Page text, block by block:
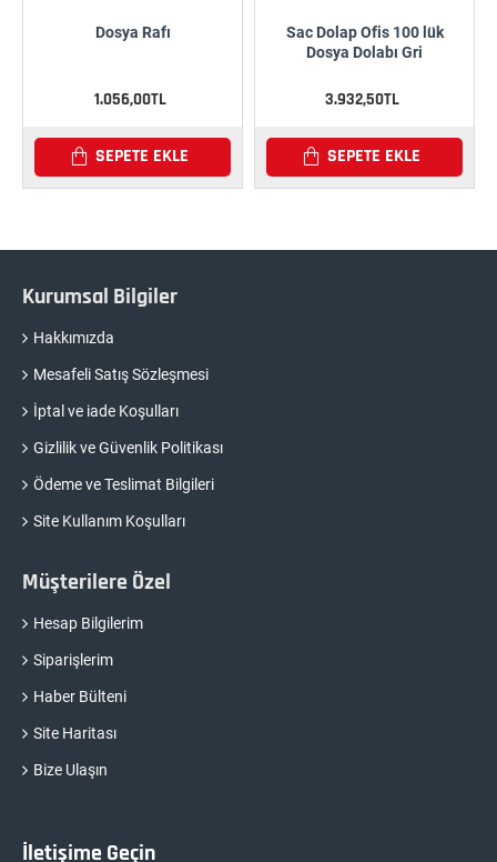
Dosya Rafı
1.056,00TL
SEPETE EKLE
Sac Dolap Ofis 100 lük
Dosya Dolabı Gri
3.932,50TL
SEPETE EKLE
Kurumsal Bilgiler
Hakkımızda
Mesafeli Satış Sözleşmesi
İptal ve iade Koşulları
Gizlilik ve Güvenlik Politikası
Ödeme ve Teslimat Bilgileri
Site Kullanım Koşulları
Müşterilere Özel
Hesap Bilgilerim
Siparişlerim
Haber Bülteni
Site Haritası
Bize Ulaşın
İletişime Geçin